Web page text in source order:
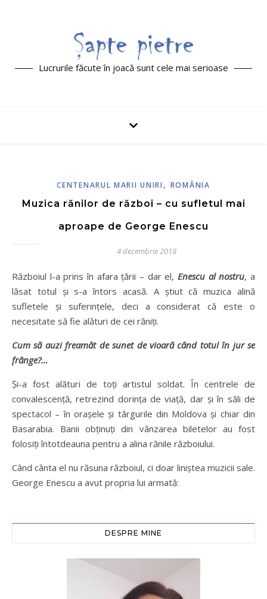
Lucrurile făcute în joacă sunt cele mai serioase
CENTENARUL MARII UNIRI , ROMÂNIA
Muzica rănilor de război – cu sufletul mai
aproape de George Enescu
4 decembrie 2018
Războiul l-a prins în afara țării – dar el, Enescu al nostru, a
lăsat totul și s-a întors acasă. A știut că muzica alină
sufletele și suferințele, deci a considerat că este o
necesitate să fie alături de cei răniți.
Cum să auzi freamăt de sunet de vioară când totul în jur se
frânge?…
Și-a fost alături de toți artistul soldat. În centrele de
convalescență, retrezind dorința de viață, dar și în săli de
spectacol – în orașele și târgurile din Moldova și chiar din
Basarabia. Banii obținuți din vânzarea biletelor au fost
folosiți întotdeauna pentru a alina rănile războiului.
Când cânta el nu răsuna războiul, ci doar liniștea muzicii sale.
George Enescu a avut propria lui armată:
DESPRE MINE